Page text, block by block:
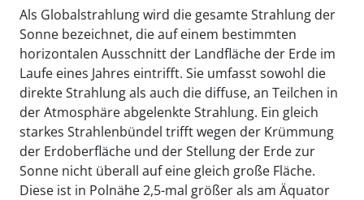
Als Globalstrahlung wird die gesamte Strahlung der
Sonne bezeichnet, die auf einem bestimmten
horizontalen Ausschnitt der Landfläche der Erde im
Laufe eines Jahres eintrifft. Sie umfasst sowohl die
direkte Strahlung als auch die diffuse, an Teilchen in
der Atmosphäre abgelenkte Strahlung. Ein gleich
starkes Strahlenbündel trifft wegen der Krümmung
der Erdoberfläche und der Stellung der Erde zur
Sonne nicht überall auf eine gleich große Fläche.
Diese ist in Polnähe 2,5-mal größer als am Äquator